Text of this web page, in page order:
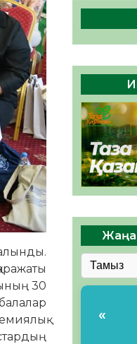
30
Руслан
әкімінің
«